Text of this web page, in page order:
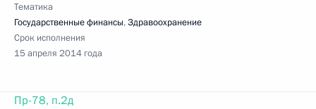
Тематика
Государственные финансы,Здравоохранение
Срок исполнения
15 апреля 2014 года
Пр-78, п.2д